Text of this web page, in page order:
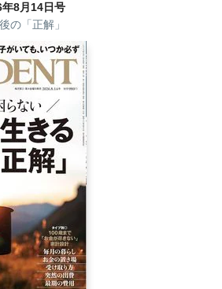
8月14日号
の「正解」